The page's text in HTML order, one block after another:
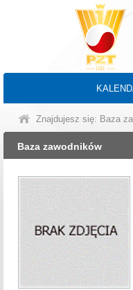
Znajdujesz się: Baza
Baza zawodników